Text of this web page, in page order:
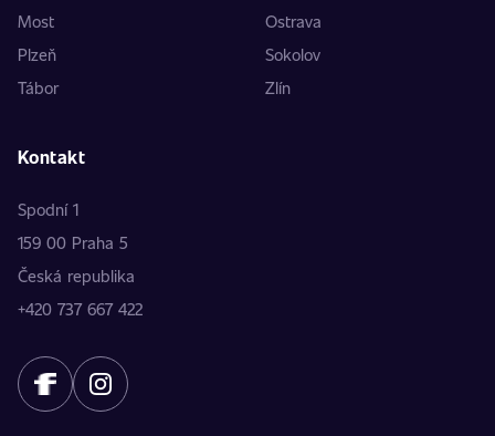
Most
Ostrava
Plzeň
Sokolov
Tábor
Zlín
Kontakt
Spodní 1
159 00 Praha 5
Česká republika
+420 737 667 422